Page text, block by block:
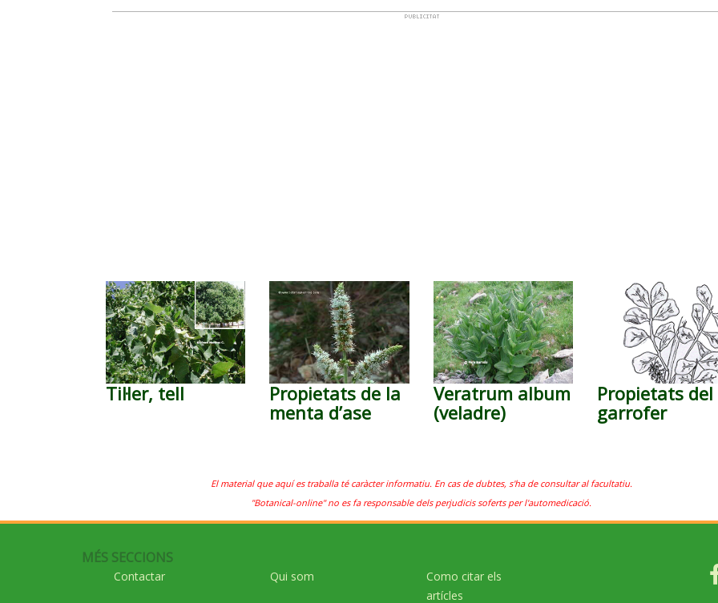
Til·ler, tell
Propietats de la
menta d’ase
Veratrum album
(veladre)
Propietats del
garrofer
El material que aquí es traballa té caràcter informatiu. En cas de dubtes, s'ha de consultar al facultatiu.
"Botanical-online" no es fa responsable dels perjudicis soferts per l'automedicació.
MÉS SECCIONS
Contactar Qui som
Como citar els
artícles